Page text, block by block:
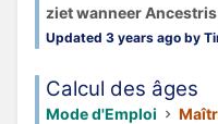
ziet wanneer
Updated 3 years ago by
Calcul des âges
Mode d'Emploi